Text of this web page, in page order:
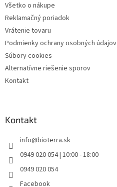
Všetko o nákupe
Reklamačný poriadok
Vrátenie tovaru
Podmienky ochrany osobných údajov
Súbory cookies
Alternatívne riešenie sporov
Kontakt
Kontakt
info@bioterra.sk
0949 020 054 | 10:00 - 18:00
0949 020 054
Facebook